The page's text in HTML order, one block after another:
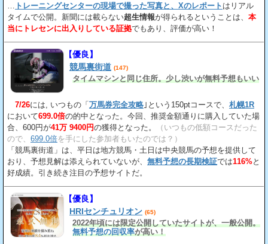
… トレーニングセンターの現場で撮った写真と、Xのレポート はリアル
タイムで公開。新聞には載らない超生情報が得られるということは、 本
当にトレセンに出入りしている証拠でもあり、評価が高い！
【優良】
競馬裏街道 (147)
タイムマシンと同じ住所。少し渋いが無料予想もいい
7/26には, いつもの「 万馬券完全攻略 ｣という150ptコースで、 札幌1R
において699.0倍の的中となった。今回、推奨金額通りに購入していた場
合、600円が41万 9400円の獲得となった。
（いつもの低額コースだった
ので、 699.0倍を手にした参加者もいたのでは？）
「競馬裏街道」は、平日は地方競馬・土日は中央競馬の予想を提供して
おり、予想見解は添えられていないが、 無料予想の長期検証では116%と
好成績。引き続き注目の予想サイトだ。
【優良】
HRIセンチュリオン (65)
2022年頃には限定公開していたサイトが、一般公開。
無料予想の回収率が高い！